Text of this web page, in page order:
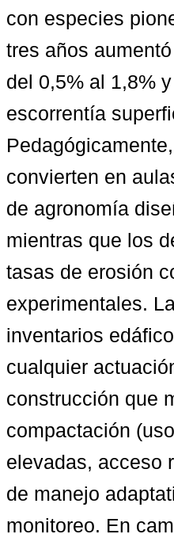
con especies
tres años
del 0,5% al 1,8%
escorrentía
convierten en
de agronomía
mientras que los
tasas de erosión
experimentales.
inventarios
cualquier
construcción que
compactación
elevadas, acceso
de manejo
monitoreo. En